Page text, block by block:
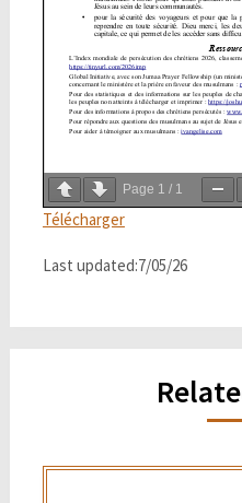
Page 1 / 1
Télécharger
Last updated:7/05/26